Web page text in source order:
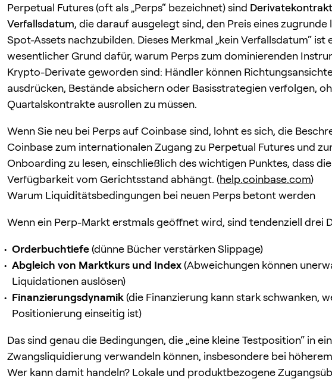
Perpetual Futures (oft als „Perps“ bezeichnet) sind
Verfallsdatum, die darauf ausgelegt sind, den Preis eines zugrunde
Spot-Assets nachzubilden. Dieses Merkmal „kein Verfallsdatum“ ist
wesentlicher Grund dafür, warum Perps zum dominierenden
Krypto-Derivate geworden sind: Händler können
ausdrücken, Bestände absichern oder Basisstrategien verfolgen,
Quartalskontrakte ausrollen zu müssen.
Wenn Sie neu bei Perps auf Coinbase sind, lohnt es sich, die
Coinbase zum internationalen Zugang zu Perpetual Futures und
Onboarding zu lesen, einschließlich des wichtigen Punktes, dass die
Verfügbarkeit vom Gerichtsstand abhängt. (help.coinbase.com)
Warum Liquiditätsbedingungen bei neuen Perps betont werden
Wenn ein Perp-Markt erstmals geöffnet wird, sind tendenziell drei
Orderbuchtiefe(dünne Bücher verstärken Slippage)
Abgleich von Marktkurs und Index(Abweichungen können
Liquidationen auslösen)
Finanzierungsdynamik(die Finanzierung kann stark schwanken,
Positionierung einseitig ist)
Das sind genau die Bedingungen, die „eine kleine Testposition“ in
Zwangsliquidierung verwandeln können, insbesondere bei
Wer kann damit handeln? Lokale und produktbezogene